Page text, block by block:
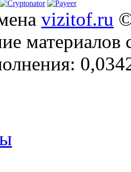
vizitof.ru
материалов